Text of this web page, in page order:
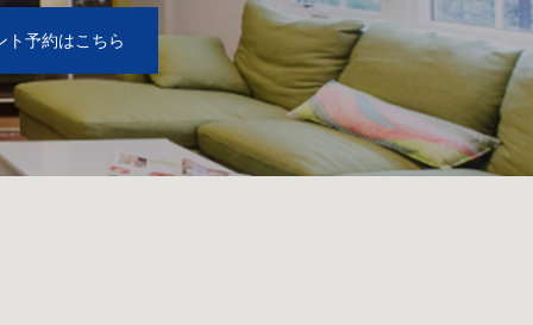
ト予約はこちら